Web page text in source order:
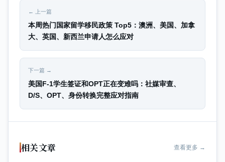
← 上一篇
本周热门国家留学移民政策 Top5：澳洲、美国、加拿
大、英国、新西兰申请人怎么应对
下一篇 →
美国F-1学生签证和OPT正在变难吗：社媒审查、
D/S、OPT、身份转换完整应对指南
相关文章 查看更多 →